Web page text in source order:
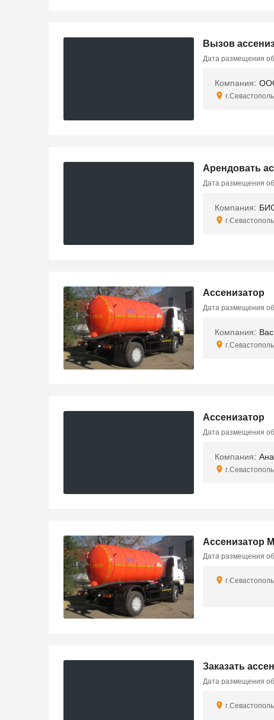
Вызов
Дата размещения
Компания:
г.Севастополь
Арендовать
Дата размещения
Компания:
г.Севастополь
Ассенизатор
Дата размещения
Компания:
г.Севастополь
Ассенизатор
Дата размещения
Компания:
г.Севастополь
Ассенизатор
Дата размещения
г.Севастополь
Заказать
Дата размещения
г.Севастополь